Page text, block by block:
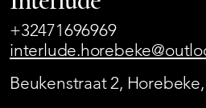
+32471696969
Beukenstraat 2,